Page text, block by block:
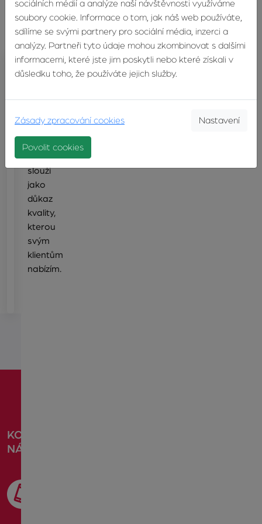
ocenění
získaná
ocenění
slouží
jako
důkaz
kvality,
kterou
svým
klientům
nabízím.
KONTAKTUJTE
NÁS
sociálních médií a analýze naší návštěvnosti využíváme
soubory cookie. Informace o tom, jak náš web používáte,
sdílíme se svými partnery pro sociální média, inzerci a
analýzy. Partneři tyto údaje mohou zkombinovat s dalšími
informacemi, které jste jim poskytli nebo které získali v
důsledku toho, že používáte jejich služby.
Zásady zpracování cookies Nastavení
Povolit cookies